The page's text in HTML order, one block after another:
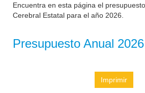
Encuentra en esta página el
Cerebral Estatal para el año 2026.
Presupuesto Anual 2026
Imprimir